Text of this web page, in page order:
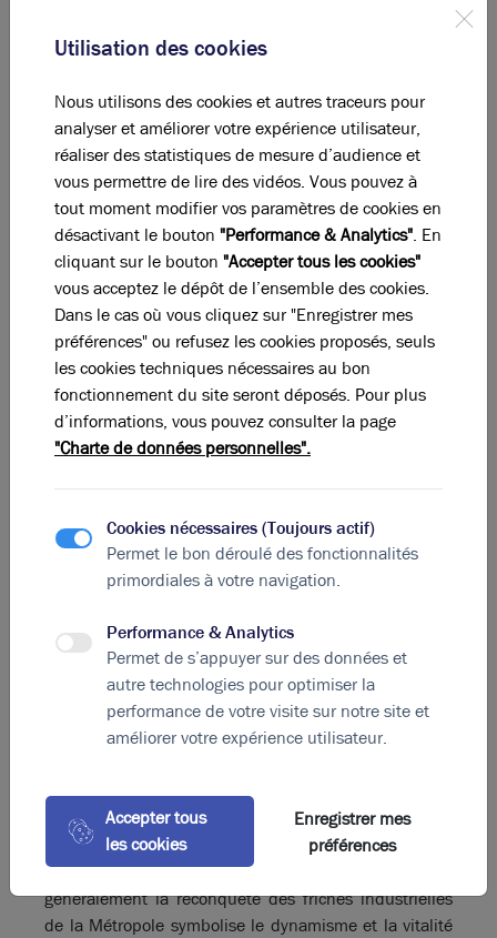
dans le 7ème, le quartier d'affaire de la Part Dieu et
L'immobilier d'entreprises
Le marché de l’immobilier d’entreprise tertiaire
lyonnais est également en plein essor avec 330
000m2 detake-upsur les bureaux, soit une
augmentation de 23% par rapport à 2017. Il en est de
même pour le marché de l’investissement – 1,5
milliards d’euros investis en immobilier d’entreprise –
ainsi que sur le marché industriel et logistique avec
820 000m2 detake-up. L'attractivité du marché
immobilier professionnel lyonnais doit beaucoup aux
projets d'aménagements qui animent la Métropole. Le
100 000 m² de surfaces dédiées aux bureaux et
activités, tandis que le quartier d'affaires du Tonkin
accueillera à partir de 2020 l'immeuble Parkview
Gerland c'est la Zac des Girondins qui fait l'objet d'un
programme associant logements, bureaux et activités
professionnelles diverses avec notamment l'immeuble
Brickwall et ses 12 000 m² de surface utile. Le
quartier d'affaires de la Part-Dieu est lui aussi en
minérale « To-Lyon » consacrée aux bureaux, services
et commerces. À Vénissieux
le nouveau quartier du
Grand Parillyassociera logements modernes et pôle
commercial dans un cadre moderne et durable. Plus
généralement la reconquête des friches industrielles
de la Métropole symbolise le dynamisme et la vitalité
Utilisation des cookies
Nous utilisons des cookies et autres traceurs pour
analyser et améliorer votre expérience utilisateur,
réaliser des statistiques de mesure d’audience et
vous permettre de lire des vidéos. Vous pouvez à
tout moment modifier vos paramètres de cookies en
désactivant le bouton "Performance & Analytics". En
cliquant sur le bouton "Accepter tous les cookies"
vous acceptez le dépôt de l’ensemble des cookies.
Dans le cas où vous cliquez sur "Enregistrer mes
préférences" ou refusez les cookies proposés, seuls
les cookies techniques nécessaires au bon
fonctionnement du site seront déposés. Pour plus
d’informations, vous pouvez consulter la page
"Charte de données personnelles".
Cookies nécessaires (Toujours actif)
Permet le bon déroulé des fonctionnalités
primordiales à votre navigation.
Performance & Analytics
Permet de s’appuyer sur des données et
autre technologies pour optimiser la
performance de votre visite sur notre site et
améliorer votre expérience utilisateur.
Accepter tous
les cookies
Enregistrer mes
préférences